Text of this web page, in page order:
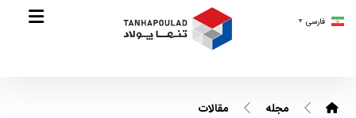
مجله مقالات
فارسی ▼